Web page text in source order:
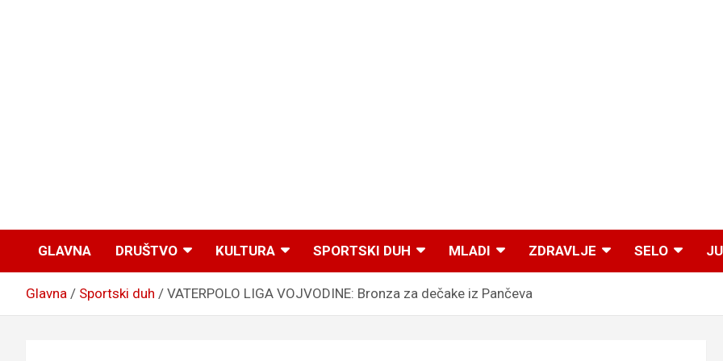
GLAVNA DRUŠTVO KULTURA SPORTSKI DUH MLADI ZDRAVLJE SELO
Glavna Sportski duh VATERPOLO LIGA VOJVODINE: Bronza za dečake iz Pančeva